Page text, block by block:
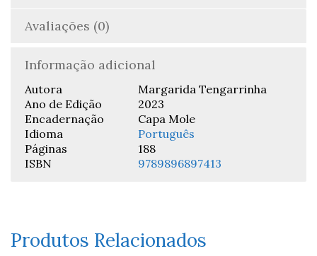
Avaliações (0)
Informação adicional
Autora
Margarida Tengarrinha
Ano de Edição
2023
Encadernação
Capa Mole
Idioma
Português
Páginas
188
ISBN
9789896897413
Produtos Relacionados